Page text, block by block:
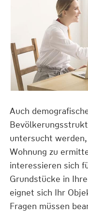
Auch
untersucht
Wohnung zu
interessieren sich
Grundstücke in
eignet sich Ihr
Fragen müssen